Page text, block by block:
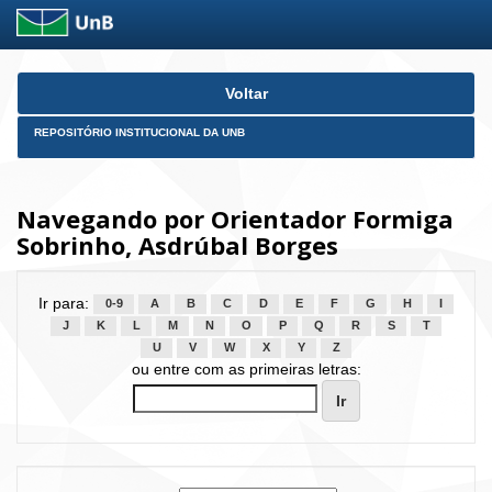
Skip
Voltar
REPOSITÓRIO INSTITUCIONAL DA UNB
Navegando por Orientador Formiga
Sobrinho, Asdrúbal Borges
Ir para: 0-9 A B C D E F G H
J
K L M N O P Q R S
T
U
V W X Y Z
ou entre com as primeiras letras: